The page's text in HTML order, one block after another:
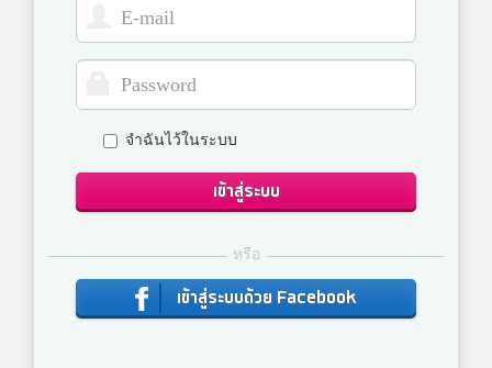
จำฉันไว้ในระบบ
เข้าสู่ระบบ
หรือ
เข้าสู่ระบบด้วย Facebook